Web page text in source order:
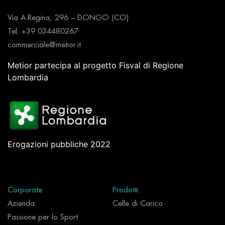
Via A.Regina, 296 – DONGO (CO)
Tel. +39 034480267
commerciale@metior.it
Metior partecipa al progetto Fisval di Regione
Lombardia
Erogazioni pubbliche 2022
Corporate
Azienda
Passione per lo Sport
Prodotti
Celle di Carico